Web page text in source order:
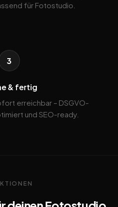
für Fotostudio.
3
& fertig
erreichbar – DSGVO-
und SEO-ready.